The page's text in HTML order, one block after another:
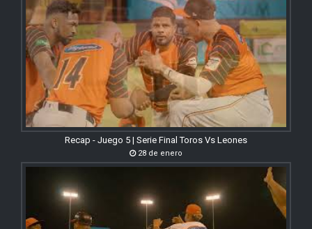
Recap - Juego 5 | Serie Final Toros Vs Leones
28 de enero